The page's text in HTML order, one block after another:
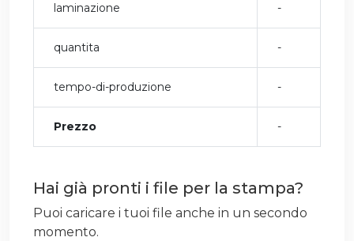
laminazione -
quantita -
tempo-di-produzione -
Prezzo -
Hai già pronti i file per la stampa?
Puoi caricare i tuoi file anche in un secondo
momento.